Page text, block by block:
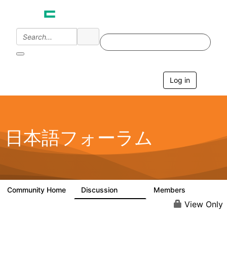
Log in
g
a
o
日本語フォーラム
Community Home Discussion Members
View Only